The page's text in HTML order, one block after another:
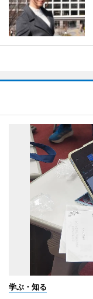
学ぶ・知る